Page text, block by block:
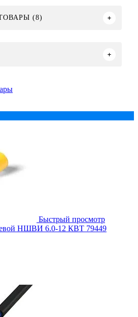
(8)
Быстрый просмотр
НШВИ 6.0-12 КВТ 79449